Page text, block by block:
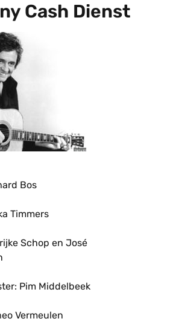
Cash Dienst
Bos
Timmers
Schop en José
Pim Middelbeek
Vermeulen